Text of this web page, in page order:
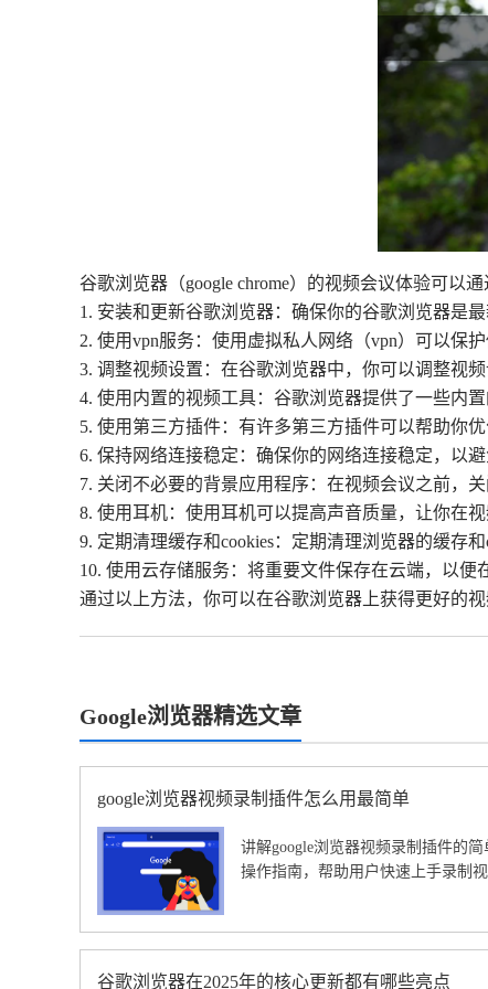
谷歌浏览器（google chrome）的视频会议体验可以
1. 安装和更新谷歌浏览器：确保你的谷歌浏览器是
2. 使用vpn服务：使用虚拟私人网络（vpn）可以保
3. 调整视频设置：在谷歌浏览器中，你可以调整视
4. 使用内置的视频工具：谷歌浏览器提供了一些内
5. 使用第三方插件：有许多第三方插件可以帮助你
6. 保持网络连接稳定：确保你的网络连接稳定，以
7. 关闭不必要的背景应用程序：在视频会议之前，
8. 使用耳机：使用耳机可以提高声音质量，让你在视
9. 定期清理缓存和cookies：定期清理浏览器的缓存
10. 使用云存储服务：将重要文件保存在云端，以便
通过以上方法，你可以在谷歌浏览器上获得更好的视
Google浏览器精选文章
google浏览器视频录制插件怎么用最简单
讲解google浏览器视频录制插件的
操作指南，帮助用户快速上手录制视
谷歌浏览器在2025年的核心更新都有哪些亮点